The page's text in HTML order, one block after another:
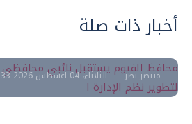
أخبار ذات صلة
محافظ الفيوم يستقبل نائبي
منتصر نضر الثلاثاء، 04 اغسطس 2026 02:33 م